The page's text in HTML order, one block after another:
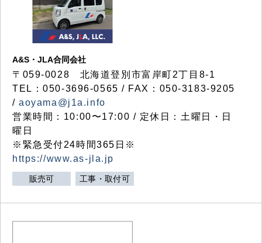
A&S・JLA合同会社
〒 059-0028 北海道登別市富岸町2丁目 8-1
TEL：050-3696-0565 / FAX：050-3183-9205
/aoyama@j1a.info
営業時間：10:00〜17:00 / 定休日：土曜日・日
曜日
※緊急受付24時間365日※
https://www.as-jla.jp
販売可 工事・取付可